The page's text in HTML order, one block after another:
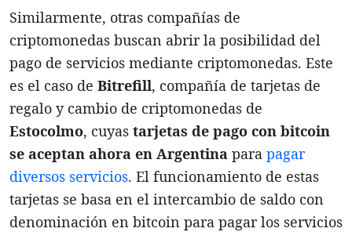
Similarmente, otras compañías de
criptomonedas buscan abrir la posibilidad del
pago de servicios mediante criptomonedas. Este
es el caso de Bitrefill, compañía de tarjetas de
regalo y cambio de criptomonedas de
Estocolmo, cuyas tarjetas de pago con bitcoin
se aceptan ahora en Argentina para pagar
diversos servicios. El funcionamiento de estas
tarjetas se basa en el intercambio de saldo con
denominación en bitcoin para pagar los servicios